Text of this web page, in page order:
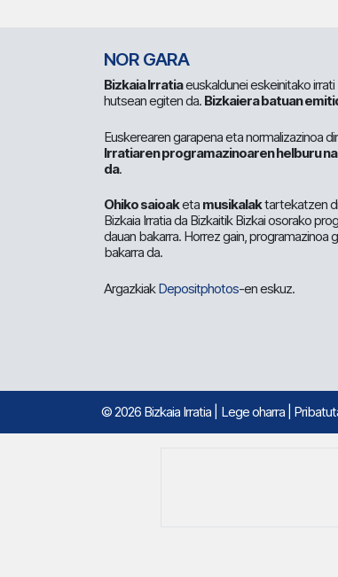
NOR GARA
Bizkaia Irratiaeuskaldunei eskeinitako
hutsean egiten da. Bizkaiera batuan
Euskerearen garapena eta normalizazinoa
Irratiaren programazinoaren helburu
da.
Ohiko saioaketa musikalaktartekatzen
Bizkaia Irratia da Bizkaitik Bizkai osorako
dauan bakarra. Horrez gain,
bakarra da.
ArgazkiakDepositphotos-en eskuz.
© 2026 Bizkaia Irratia Lege oharra